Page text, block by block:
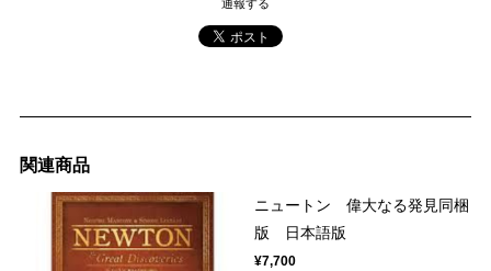
通報する
関連商品
ニュートン 偉大なる発見同梱
版 日本語版
¥7,700